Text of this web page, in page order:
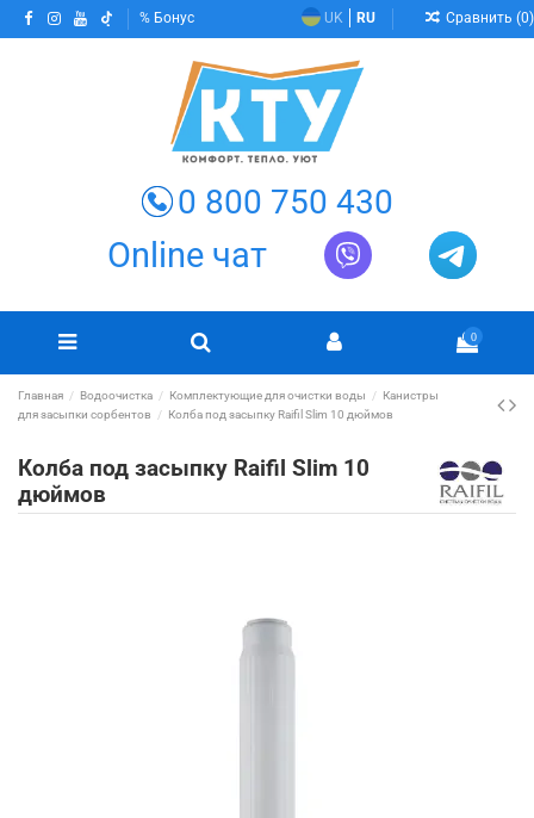
Бонус UK RU Сравнить (0)
0 800 750 430
Online чат
0
Главная Водоочистка Комплектующие для очистки воды
Канистры
для засыпки сорбентов
Колба под засыпку Raifil Slim 10 дюймов
Колба под засыпку Raifil Slim 10
дюймов